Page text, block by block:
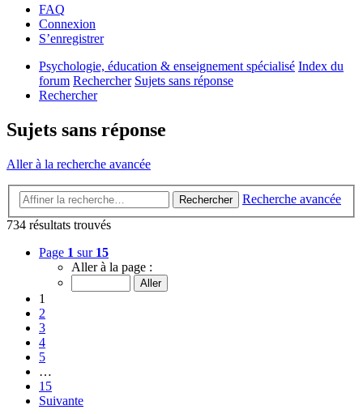
FAQ
Connexion
S’enregistrer
Psychologie, éducation & enseignement spécialisé Index du
forum Rechercher Sujets sans réponse
Rechercher
Sujets sans réponse
Aller à la recherche avancée
Rechercher
Recherche avancée
734 résultats trouvés
Page 1 sur 15
Aller à la page :
1
2
3
4
5
…
15
Suivante